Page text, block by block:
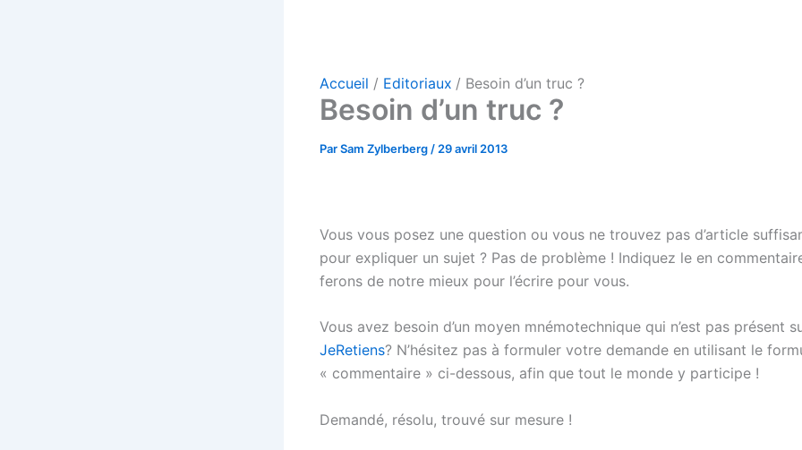
Accueil Editoriaux Besoin d’un truc ?
Besoin d’un truc ?
ParSam Zylberberg / 29 avril 2013
Vous vous posez une question ou vous ne trouvez pas d’article
pour expliquer un sujet ? Pas de problème ! Indiquez le en
ferons de notre mieux pour l’écrire pour vous.
Vous avez besoin d’un moyen mnémotechnique qui n’est pas présent
JeRetiens? N’hésitez pas à formuler votre demande en utilisant le
« commentaire » ci-dessous, afin que tout le monde y participe !
Demandé, résolu, trouvé sur mesure !